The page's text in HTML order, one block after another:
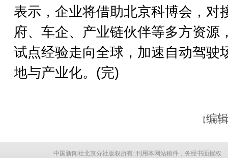
表示，企业将借助北京科博会，对
府、车企、产业链伙伴等多方资源
试点经验走向全球，加速自动驾驶
地与产业化。(完)
【编
中国新闻社北京分社版权所有::刊用本网站稿件，务经书面授权